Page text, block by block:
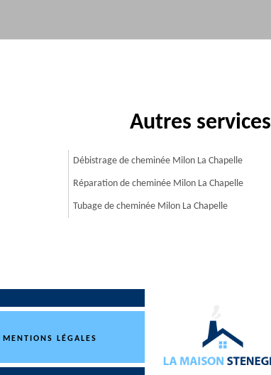
Autres services
Débistrage de cheminée Milon La Chapelle
Réparation de cheminée Milon La Chapelle
Tubage de cheminée Milon La Chapelle
MENTIONS LÉGALES